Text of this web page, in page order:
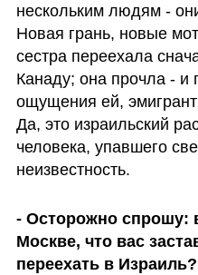
нескольким людям -
Новая грань, новые
сестра переехала
Канаду; она прочла - и
ощущения ей,
Да, это израильский
человека, упавшего
неизвестность.
- Осторожно
Москве, что вас
переехать в